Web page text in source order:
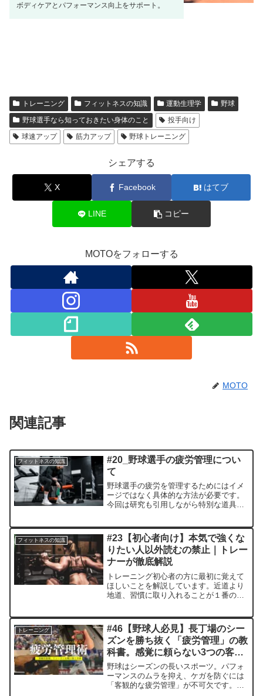
ボディケアとパフォーマンス向上をサポート 。
トレーニング フィットネスの知識 運動生理学
野球
野球選手なら知っておきたい身体のこと
投手向け
球速アップ
筋力アップ 野球トレーニング
シェアする
X Facebook はてブ
LINE コピー
MOTOをフォローする
MOTO
関連記事
フィットネスの知識
#20_野球選手の疲労管理につい
て
野球選手の疲労を管理するためにはイメ
ージではなく具体的な方法が必要です。
今回は研究も引用しながら特別な道具な
フィットネスの知識
#23【初心者向け】本気で強くな
りたい人以外読むの禁止｜トレー
ナーが徹底解説
トレーニング初心者の方に最初に覚えて
ほしいことを解説しています。近道より
地道、習慣に取り入れることが１番の近
を吸収していってください。
トレーニング
#46【野球人必見】長丁場のシー
ズンを勝ち抜く「疲労管理」の教
科書。感覚に頼らない3つの客観
的指標
野球はシーズンの長いスポーツ。パフォ
ーマンスのムラを抑え、ケガを防ぐには
「客観的な疲労管理」が不可欠です。本